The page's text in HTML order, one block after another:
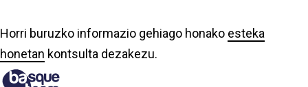
Horri buruzko informazio gehiago honako esteka
honetan kontsulta dezakezu.